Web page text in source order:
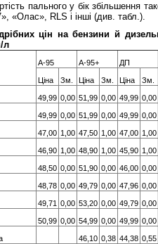
пального у бік збільшення
«Олас», RLS і інші (див. табл.).
цін на бензини й
л
А-95 А-95+ ДП
Ціна Зм. Ціна Зм. Ціна Зм.
49,99 0,00 51,99 0,00 49,99 0,00
49,99 0,00 51,99 0,00 49,99 0,00
47,00 1,00 47,50 1,00 47,00 1,00
46,90 1,00 48,90 1,00 45,90 1,00
48,50 0,00 51,90 0,00 46,00 0,00
48,78 0,00 49,79 0,00 47,96 0,00
49,71 0,00 53,20 0,00 49,79 0,00
50,99 0,00 54,99 0,00 49,99 0,00
46,10 0,38 44,38 0,55